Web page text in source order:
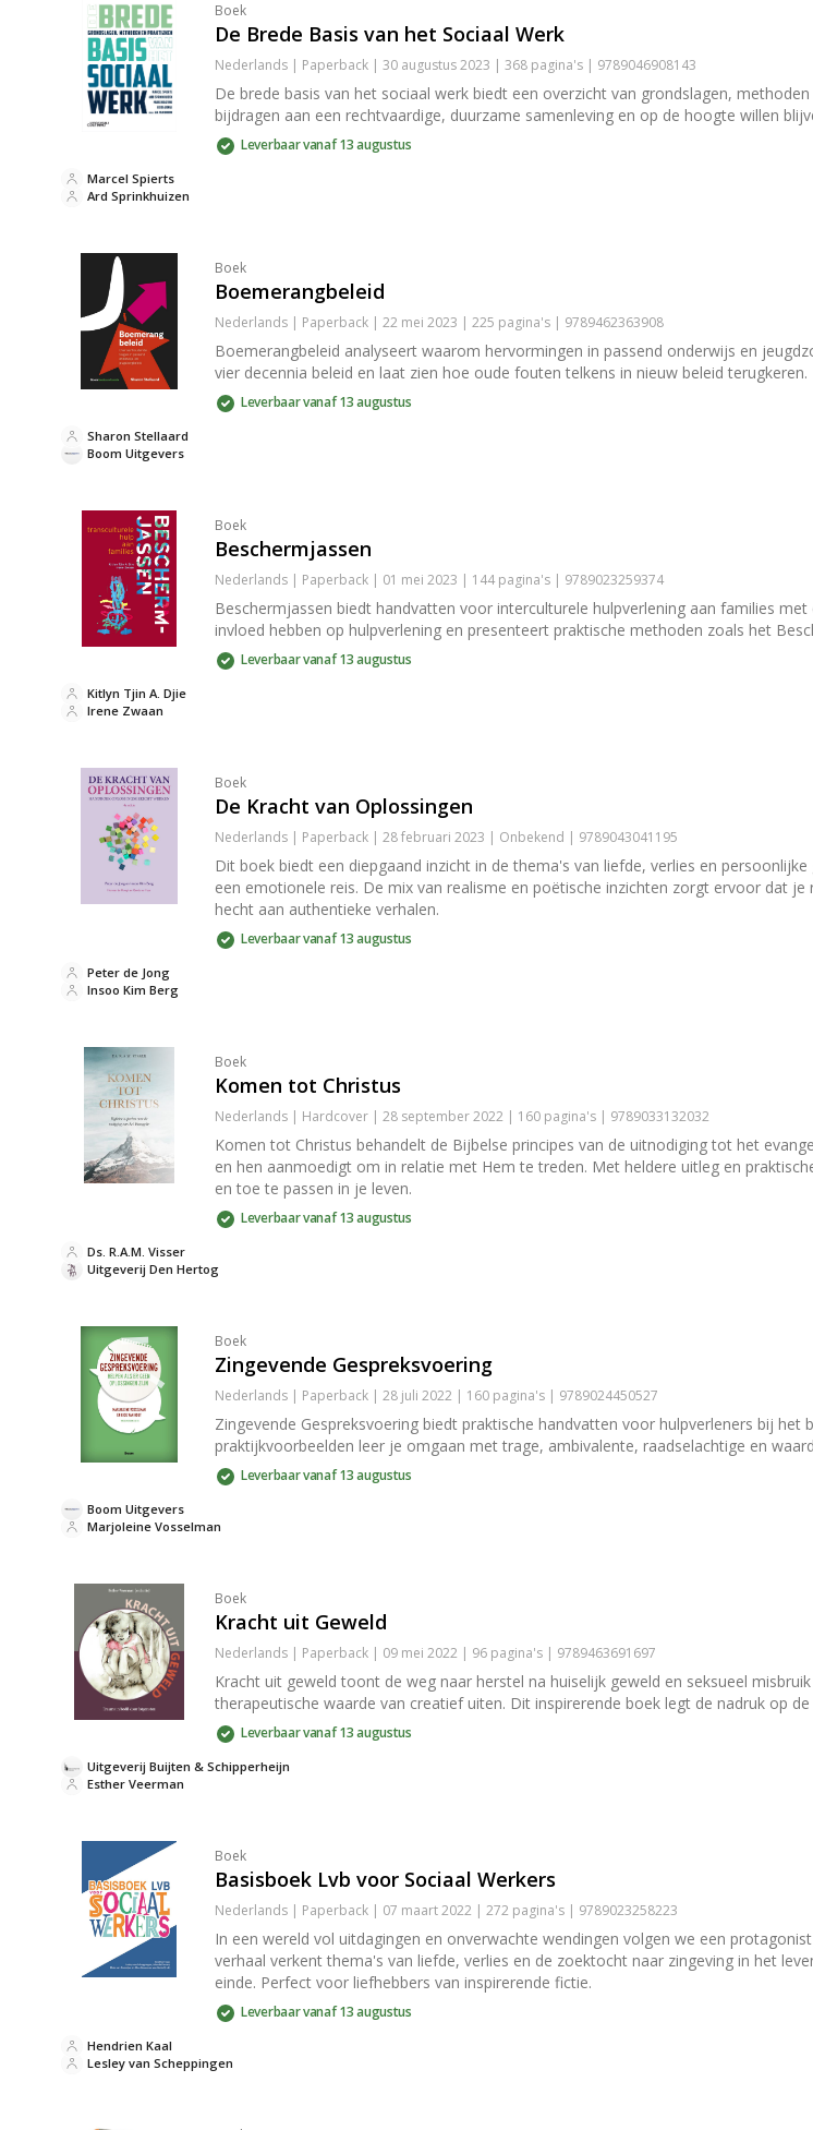
Boek
De Brede Basis van het Sociaal Werk
Nederlands | Paperback | 30 augustus 2023 | 368 pagina's | 9789046908143
De brede basis van het sociaal werk biedt een overzicht van grondslagen,
bijdragen aan een rechtvaardige, duurzame samenleving en op de hoogte willen
Leverbaar vanaf 13 augustus
Ard Sprinkhuizen
Marcel Spierts
Boek
Boemerangbeleid
Nederlands | Paperback | 22 mei 2023 | 225 pagina's | 9789462363908
Boemerangbeleid analyseert waarom hervormingen in passend onderwijs en
vier decennia beleid en laat zien hoe oude fouten telkens in nieuw beleid terugkeren.
Leverbaar vanaf 13 augustus
Boom Uitgevers
Sharon Stellaard
Boek
Beschermjassen
Nederlands | Paperback | 01 mei 2023 | 144 pagina's | 9789023259374
Beschermjassen biedt handvatten voor interculturele hulpverlening aan families
invloed hebben op hulpverlening en presenteert praktische methoden zoals het
Leverbaar vanaf 13 augustus
Irene Zwaan
Kitlyn Tjin A. Djie
Boek
De Kracht van Oplossingen
Nederlands | Paperback | 28 februari 2023 | Onbekend | 9789043041195
Dit boek biedt een diepgaand inzicht in de thema's van liefde, verlies en
een emotionele reis. De mix van realisme en poëtische inzichten zorgt ervoor dat
hecht aan authentieke verhalen.
Leverbaar vanaf 13 augustus
Insoo Kim Berg
Peter de Jong
Boek
Komen tot Christus
Nederlands | Hardcover | 28 september 2022 | 160 pagina's | 9789033132032
Komen tot Christus behandelt de Bijbelse principes van de uitnodiging tot het
en hen aanmoedigt om in relatie met Hem te treden. Met heldere uitleg en
en toe te passen in je leven.
Leverbaar vanaf 13 augustus
Uitgeverij Den Hertog
Ds. R.A.M. Visser
Boek
Zingevende Gespreksvoering
Nederlands | Paperback | 28 juli 2022 | 160 pagina's | 9789024450527
Zingevende Gespreksvoering biedt praktische handvatten voor hulpverleners bij
praktijkvoorbeelden leer je omgaan met trage, ambivalente, raadselachtige en
Leverbaar vanaf 13 augustus
Marjoleine Vosselman
Boom Uitgevers
Boek
Kracht uit Geweld
Nederlands | Paperback | 09 mei 2022 | 96 pagina's | 9789463691697
Kracht uit geweld toont de weg naar herstel na huiselijk geweld en seksueel
therapeutische waarde van creatief uiten. Dit inspirerende boek legt de nadruk op
Leverbaar vanaf 13 augustus
Esther Veerman
Uitgeverij Buijten & Schipperheijn
Boek
Basisboek Lvb voor Sociaal Werkers
Nederlands | Paperback | 07 maart 2022 | 272 pagina's | 9789023258223
In een wereld vol uitdagingen en onverwachte wendingen volgen we een
verhaal verkent thema's van liefde, verlies en de zoektocht naar zingeving in het
einde. Perfect voor liefhebbers van inspirerende fictie.
Leverbaar vanaf 13 augustus
Lesley van Scheppingen
Hendrien Kaal